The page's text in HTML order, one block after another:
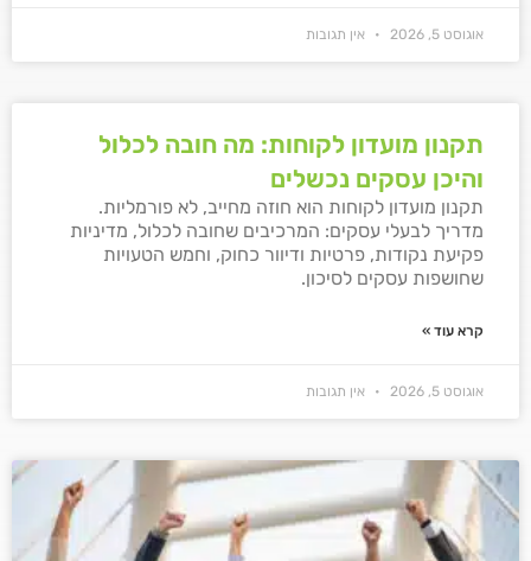
אוגוסט 5, 2026 אין תגובות
תקנון מועדון לקוחות: מה חובה לכלול
והיכן עסקים נכשלים
תקנון מועדון לקוחות הוא חוזה מחייב, לא פורמליות.
מדריך לבעלי עסקים: המרכיבים שחובה לכלול, מדיניות
פקיעת נקודות, פרטיות ודיוור כחוק, וחמש הטעויות
שחושפות עסקים לסיכון.
קרא עוד »
אוגוסט 5, 2026 אין תגובות